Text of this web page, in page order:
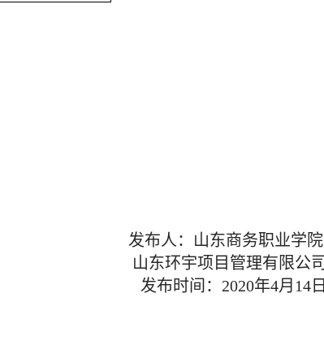
发布人：
山东商务职业学院
山东环宇项目管理有限公司
发布时间： 2020年4月 14日